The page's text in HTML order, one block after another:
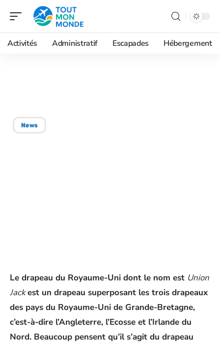
Activités Administratif Escapades Hébergement
News
Le drapeau du Royaume-Uni dont le nom est Union
Jackest un drapeau superposant les trois drapeaux
des pays du Royaume-Uni de Grande-Bretagne,
c’est-à-dire l’Angleterre, l’Ecosse et l’Irlande du
Nord. Beaucoup pensent qu’il s’agit du drapeau